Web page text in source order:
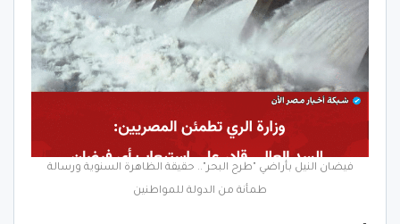
فيضان النيل بأراضي "طرح البحر".. حقيقة الظاهرة السنوية ورسالة
طمأنة من الدولة للمواطنين